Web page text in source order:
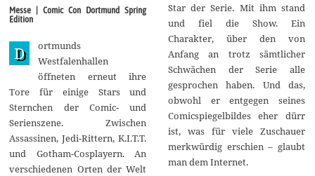
2
0
1
9
Messe | Comic Con Dortmund Spring
Edition
D
ortmunds
Westfalenhallen
öffneten erneut ihre
Tore für einige Stars und
Sternchen der Comic- und
Serienszene. Zwischen
Assassinen, Jedi-Rittern, K.I.T.T.
und Gotham-Cosplayern. An
verschiedenen Orten der Welt
Star der Serie. Mit ihm stand
und fiel die Show. Ein
Charakter, über den von
Anfang an trotz sämtlicher
Schwächen der Serie alle
gesprochen haben. Und das,
obwohl er entgegen seines
Comicspiegelbildes eher dürr
ist, was für viele Zuschauer
merkwürdig erschien – glaubt
man dem Internet.